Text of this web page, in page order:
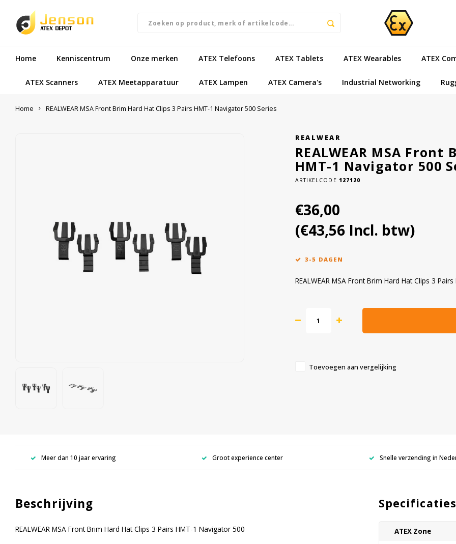
Home Kenniscentrum Onze merken ATEX Telefoons ATEX Tablets ATEX Wearables ATEX
ATEX Scanners ATEX Meetapparatuur ATEX Lampen ATEX Camera's Industrial Networking
Home REALWEAR MSA Front Brim Hard Hat Clips 3 Pairs HMT-1 Navigator 500 Series
REALWEAR
REALWEAR MSA
HMT-1 Navigator 500
ARTIKELCODE 127120
€36,00
(€43,56 Incl. btw)
3-5 DAGEN
REALWEAR MSA Front Brim Hard Hat Clips 3
Toevoegen aan vergelijking
Meer dan 10 jaar ervaring Groot experience center Snelle verzending in
Beschrijving
REALWEAR MSA Front Brim Hard Hat Clips 3 Pairs HMT-1 Navigator 500
Specificaties
ATEX Zone